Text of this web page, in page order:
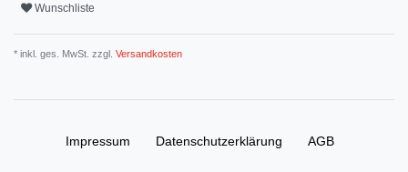
Wunschliste
* inkl. ges. MwSt. zzgl. Versandkosten
Impressum Daten­schutz­erklärung AGB